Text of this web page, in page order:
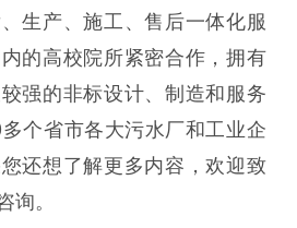
生产、施工、售后一体化服
的高校院所紧密合作，拥有
强的非标设计、制造和服务
个省市各大污水厂和工业企
还想了解更多内容，欢迎致
。